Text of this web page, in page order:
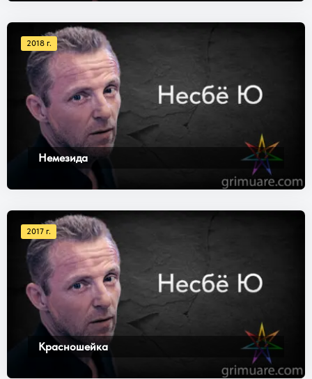
2018 г.
Немезида
2017 г.
Красношейка